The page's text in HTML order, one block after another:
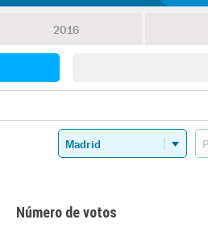
2016
Número de votos